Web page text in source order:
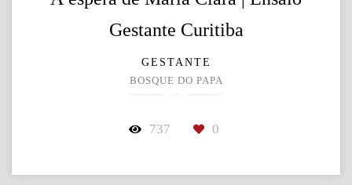
Gestante Curitiba
GESTANTE
BOSQUE DO PAPA
737 0